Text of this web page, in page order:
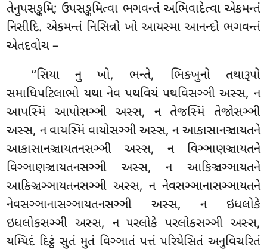
તેનુપસઙ્કમિ; ઉપસઙ્કમિત્વા ભગવન્તં અભિવાદેત્વા એકમન્તં
નિસીદિ. એકમન્તં નિસિન્નો ખો આયસ્મા આનન્દો ભગવન્તં
એતદવોચ –
‘‘સિયા નુ ખો, ભન્તે, ભિક્ખુનો તથારૂપો
સમાધિપટિલાભો યથા નેવ પથવિયં પથવિસઞ્ઞી અસ્સ, ન
આપસ્મિં આપોસઞ્ઞી અસ્સ, ન તેજસ્મિં તેજોસઞ્ઞી
અસ્સ, ન વાયસ્મિં વાયોસઞ્ઞી અસ્સ, ન આકાસાનઞ્ચાયતને
આકાસાનઞ્ચાયતનસઞ્ઞી અસ્સ, ન વિઞ્ઞાણઞ્ચાયતને
વિઞ્ઞાણઞ્ચાયતનસઞ્ઞી અસ્સ, ન આકિઞ્ચઞ્ઞાયતને
આકિઞ્ચઞ્ઞાયતનસઞ્ઞી અસ્સ, ન નેવસઞ્ઞાનાસઞ્ઞાયતને
નેવસઞ્ઞાનાસઞ્ઞાયતનસઞ્ઞી અસ્સ, ન ઇધલોકે
ઇધલોકસઞ્ઞી અસ્સ, ન પરલોકે પરલોકસઞ્ઞી અસ્સ,
યમ્પિદં દિટ્ઠં સુતં મુતં વિઞ્ઞાતં પત્તં પરિયેસિતં અનુવિચરિતં